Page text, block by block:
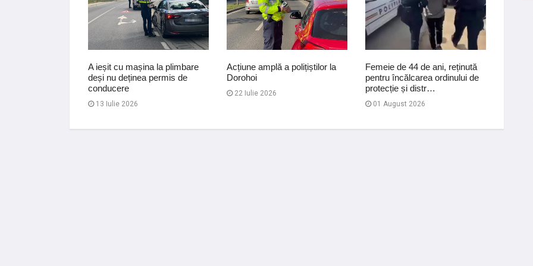
A ieșit cu mașina la plimbare
deși nu deținea permis de
conducere
13 Iulie 2026
Acțiune amplă a polițiștilor la
Dorohoi
22 Iulie 2026
Femeie de 44 de ani, reținută
pentru încălcarea ordinului de
protecție și distr…
01 August 2026
de
03